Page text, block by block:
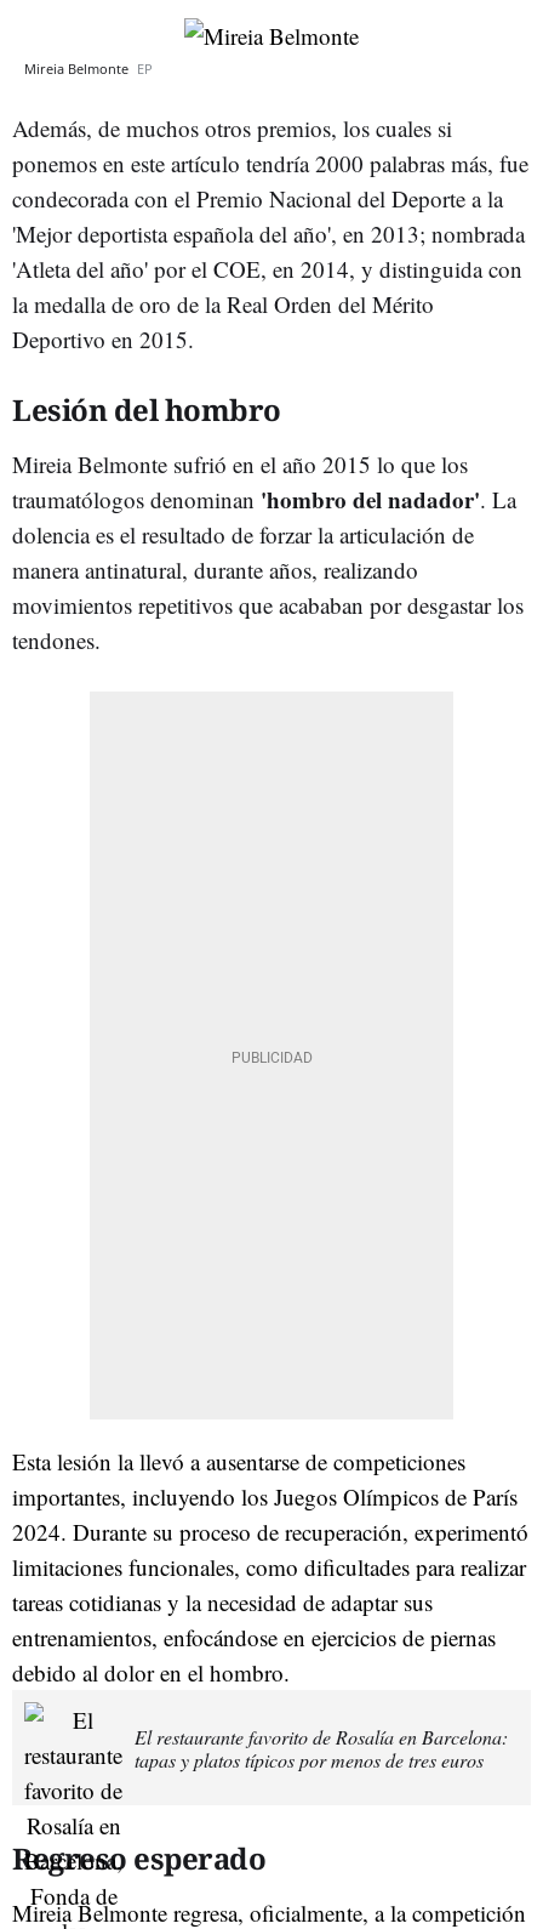
Mireia Belmonte EP
Además, de muchos otros premios, los cuales si
ponemos en este artículo tendría 2000 palabras más,​ fue
condecorada con el Premio Nacional del Deporte a la
'Mejor deportista española del año', en 2013; nombrada
'Atleta del año' por el COE, en 2014, y distinguida con
la medalla de oro de la Real Orden del Mérito
Deportivo en 2015.
Lesión del hombro
Mireia Belmonte sufrió en el año 2015 lo que los
traumatólogos denominan 'hombro del nadador'. La
dolencia es el resultado de forzar la articulación de
manera antinatural, durante años, realizando
movimientos repetitivos que acababan por desgastar los
tendones.
Esta lesión la llevó a ausentarse de competiciones
importantes, incluyendo los Juegos Olímpicos de París
2024. Durante su proceso de recuperación, experimentó
limitaciones funcionales, como dificultades para realizar
tareas cotidianas y la necesidad de adaptar sus
entrenamientos, enfocándose en ejercicios de piernas
debido al dolor en el hombro.
El restaurante favorito de Rosalía en Barcelona:
tapas y platos típicos por menos de tres euros
Regreso esperado
Mireia Belmonte regresa, oficialmente, a la competición